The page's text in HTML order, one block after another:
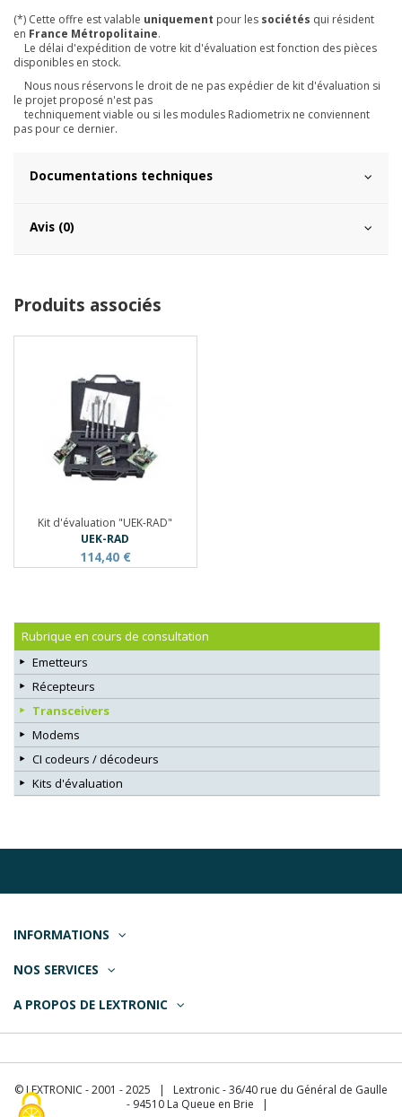
(*) Cette offre est valable uniquement pour les sociétés qui résident
en France Métropolitaine.
Le délai d'expédition de votre kit d'évaluation est fonction des pièces
disponibles en stock.
Nous nous réservons le droit de ne pas expédier de kit d'évaluation si
le projet proposé n'est pas
techniquement viable ou si les modules Radiometrix ne conviennent
pas pour ce dernier.
Documentations techniques
Avis (0)
Produits associés
Kit d'évaluation "UEK-RAD"
UEK-RAD
114,40 €
Rubrique en cours de consultation
Emetteurs
Récepteurs
Transceivers
Modems
CI codeurs / décodeurs
Kits d'évaluation
INFORMATIONS
NOS SERVICES
A PROPOS DE LEXTRONIC
© LEXTRONIC - 2001 - 2025 | Lextronic - 36/40 rue du Général de Gaulle
- 94510 La Queue en Brie |